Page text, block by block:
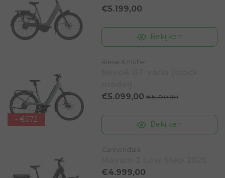
€5.199,00
Bekijken
- €672
Riese & Müller
€5.099,00 €5.770,90
Bekijken
Cannondale
€4.999,00